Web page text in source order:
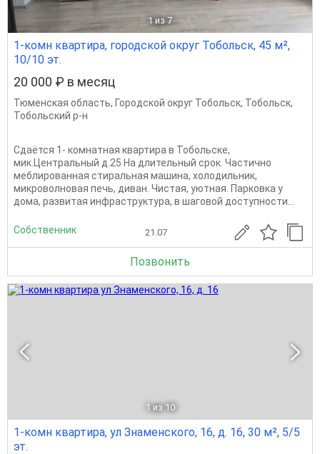
1 из 7
1-комн квартира, городской округ Тобольск, 45 м²,
10/10 эт.
20 000 ₽ в месяц
Тюменская область, Городской округ Тобольск, Тобольск,
Тобольский р-н
Сдаётся 1- комнатная квартира в Тобольске,
мик.Центральный д.25 На длительный срок. Частично
меблированная стиральная машина, холодильник,
микроволновая печь, диван. Чистая, уютная. Парковка у
дома, развитая инфраструктура, в шаговой доступности...
Собственник 21.07
Позвонить
1 из 10
1-комн квартира, ул Знаменского, 16, д. 16, 30 м², 5/5
эт.